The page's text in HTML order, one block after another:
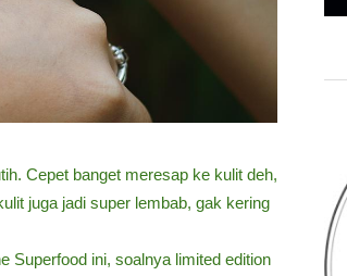
Cepet banget meresap ke kulit deh,
juga jadi super lembab, gak kering
Superfood ini, soalnya limited edition